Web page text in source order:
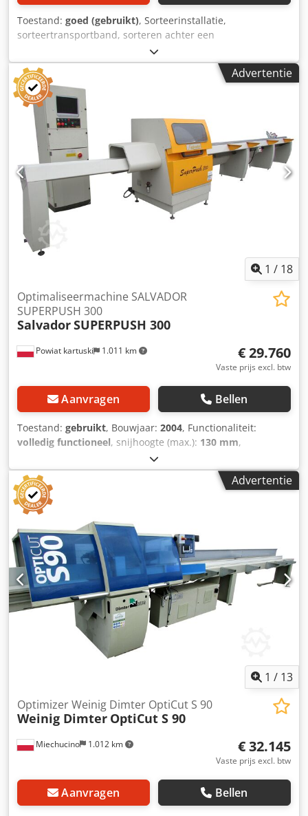
Toestand: goed (gebruikt), Sorteerinstallatie,
sorteertransportband, sorteren achter een
optimalisatiezaag. Dcedpjg Ufnxofx Afnjk Lengte
transportband: ca. 8.000 mm Breedte transportband: ca.
250 mm Werkhoogte: zonder voeten Aandrijving: zonder
motor 5 pneumatische buffers Riem is gedemonteerd,
vanwege transport, kabels en slangen moeten nieuw
gemaakt worden.
Advertentie
1 / 18
Powiat kartuski 1.011 km
Optimaliseermachine SALVADOR
SUPERPUSH 300
SalvadorSUPERPUSH 300
€ 29.760
Vaste prijs excl. btw
Aanvragen Bellen
Toestand: gebruikt, Bouwjaar: 2004, Functionaliteit:
volledig functioneel, snijhoogte (max.): 130 mm,
, – van Italiaanse makelij –
bouwjaar: 2004 – volledige optimalisatie TECHNISCHE
GEGEVENS: – maximale snijbreedte: 300 mm – maximale
snijhoogte: 130 mm – motorvermogen: 4 kW – maximale
materiaal lengte: 6200 mm – afvoertafel: 2000 mm –
zaagblad diameter: 500 mm Dcjdozcpdvopfx Afnok –
toevoersnelheid: 100 m/min – mogelijkheid om 100
snijafmetingen te programmeren – programmering van 5
houtklassen – totale lengte: 10600 mm –
transportafmetingen (L/B/H): 700 / 240 / 170 cm
Advertentie
1 / 13
Miechucino 1.012 km
Optimizer Weinig Dimter OptiCut S 90
Weinig Dimter OptiCut S 90
€ 32.145
Vaste prijs excl. btw
Aanvragen Bellen